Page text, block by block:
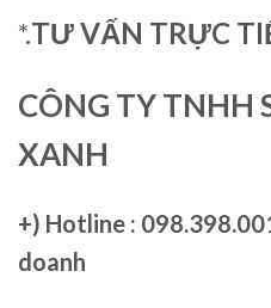
*.TƯ VẤN TRỰC
CÔNG TY TNHH
XANH
+) Hotline :
doanh